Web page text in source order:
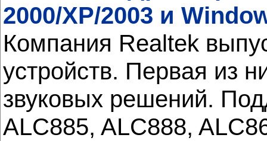
2000/XP/2003 и
Компания Realtek
устройств. Первая из
звуковых решений.
ALC885, ALC888,